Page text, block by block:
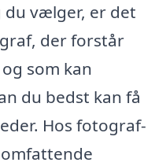
du vælger, er det
der forstår
som kan
du bedst kan få
Hos fotograf-